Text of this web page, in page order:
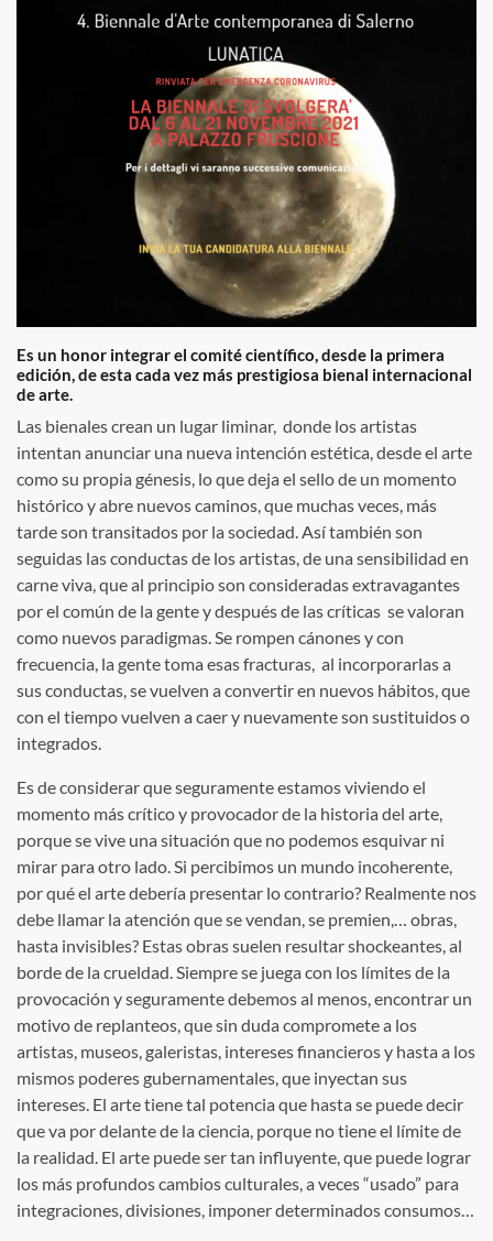
Es un honor integrar el comité científico, desde la primera
edición, de esta cada vez más prestigiosa bienal internacional
de arte.
Las bienales crean un lugar liminar, donde los artistas
intentan anunciar una nueva intención estética, desde el arte
como su propia génesis, lo que deja el sello de un momento
histórico y abre nuevos caminos, que muchas veces, más
tarde son transitados por la sociedad. Así también son
seguidas las conductas de los artistas, de una sensibilidad en
carne viva, que al principio son consideradas extravagantes
por el común de la gente y después de las críticas se valoran
como nuevos paradigmas. Se rompen cánones y con
frecuencia, la gente toma esas fracturas, al incorporarlas a
sus conductas, se vuelven a convertir en nuevos hábitos, que
con el tiempo vuelven a caer y nuevamente son sustituidos o
integrados.
Es de considerar que seguramente estamos viviendo el
momento más crítico y provocador de la historia del arte,
porque se vive una situación que no podemos esquivar ni
mirar para otro lado. Si percibimos un mundo incoherente,
por qué el arte debería presentar lo contrario? Realmente nos
debe llamar la atención que se vendan, se premien,… obras,
hasta invisibles? Estas obras suelen resultar shockeantes, al
borde de la crueldad. Siempre se juega con los límites de la
provocación y seguramente debemos al menos, encontrar un
motivo de replanteos, que sin duda compromete a los
artistas, museos, galeristas, intereses financieros y hasta a los
mismos poderes gubernamentales, que inyectan sus
intereses. El arte tiene tal potencia que hasta se puede decir
que va por delante de la ciencia, porque no tiene el límite de
la realidad. El arte puede ser tan influyente, que puede lograr
los más profundos cambios culturales, a veces “usado” para
integraciones, divisiones, imponer determinados consumos…